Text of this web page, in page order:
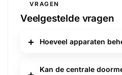
VRAGEN
Veelgestelde vragen
Hoeveel apparaten
Kan de centrale